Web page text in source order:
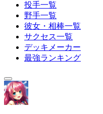
投手一覧
野手一覧
彼女・相棒一覧
サクセス一覧
デッキメーカー
最強ランキング